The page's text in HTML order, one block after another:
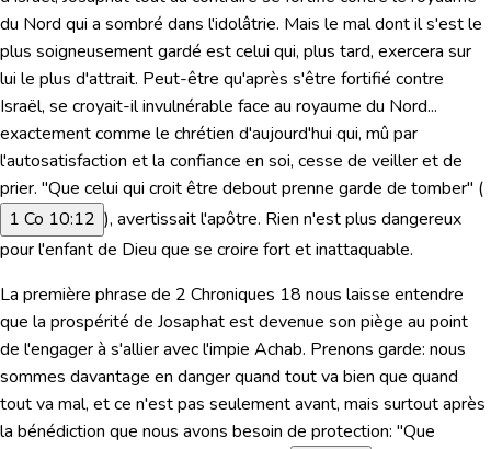
du Nord qui a sombré dans l'idolâtrie. Mais le mal dont il s'est le
plus soigneusement gardé est celui qui, plus tard, exercera sur
lui le plus d'attrait. Peut-être qu'après s'être fortifié contre
Israël, se croyait-il invulnérable face au royaume du Nord...
exactement comme le chrétien d'aujourd'hui qui, mû par
l'autosatisfaction et la confiance en soi, cesse de veiller et de
prier. "Que celui qui croit être debout prenne garde de tomber" (
1 Co 10:12 ), avertissait l'apôtre. Rien n'est plus dangereux
pour l'enfant de Dieu que se croire fort et inattaquable.
La première phrase de 2 Chroniques 18 nous laisse entendre
que la prospérité de Josaphat est devenue son piège au point
de l'engager à s'allier avec l'impie Achab. Prenons garde: nous
sommes davantage en danger quand tout va bien que quand
tout va mal, et ce n'est pas seulement avant, mais surtout après
la bénédiction que nous avons besoin de protection: "Que